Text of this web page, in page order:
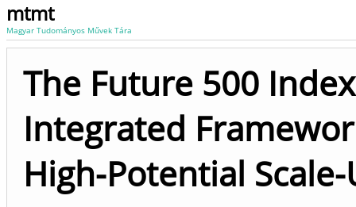
mtmt
Magyar Tudományos Művek Tára
The Future 500
Integrated
High-Potential